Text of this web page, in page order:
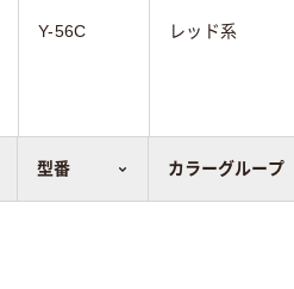
型番 カラーグループ
Y-56C レッド系